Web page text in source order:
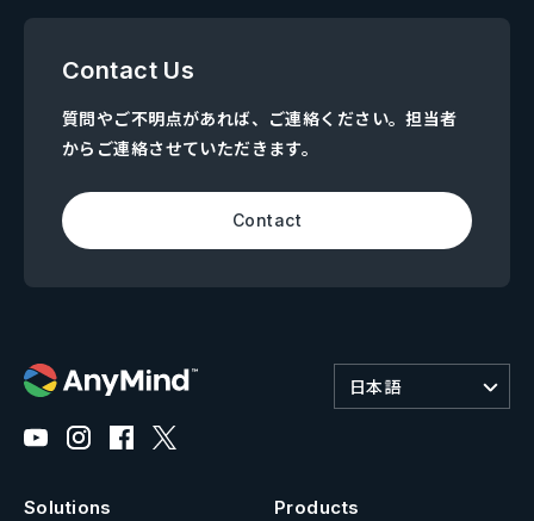
Contact Us
質問やご不明点があれば、ご連絡ください。担当者
からご連絡させていただきます。
Contact
日本語
Solutions Products